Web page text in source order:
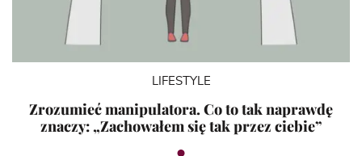
LIFESTYLE
Zrozumieć manipulatora. Co to tak naprawdę
znaczy: „Zachowałem się tak przez ciebie”